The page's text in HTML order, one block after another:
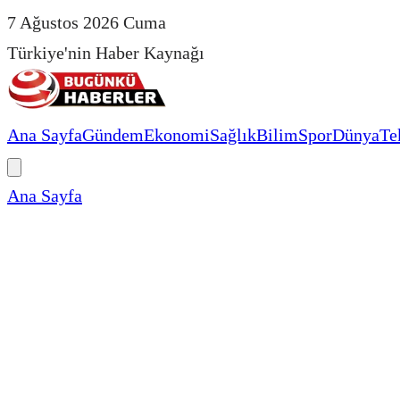
7 Ağustos 2026 Cuma
Türkiye'nin Haber Kaynağı
Ana SayfaGündemEkonomiSağlıkBilimSporDünya
Ana Sayfa